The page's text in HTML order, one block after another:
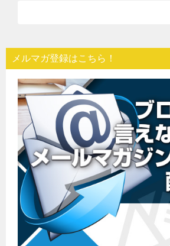
メルマガ登録はこちら！